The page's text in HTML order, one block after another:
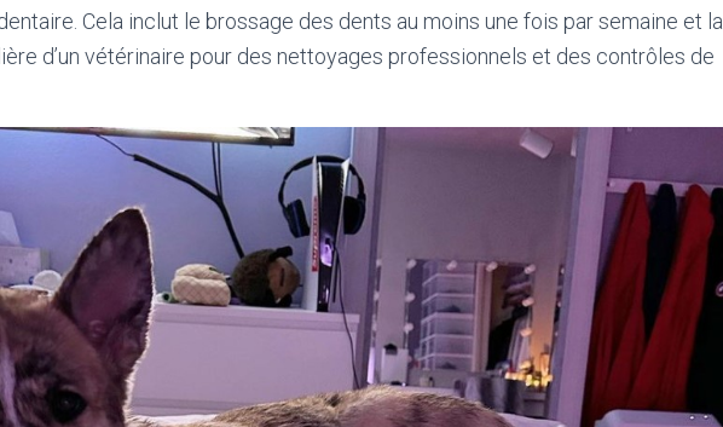
Cela inclut le brossage des dents au moins une fois par semaine et la
d’un vétérinaire pour des nettoyages professionnels et des contrôles de